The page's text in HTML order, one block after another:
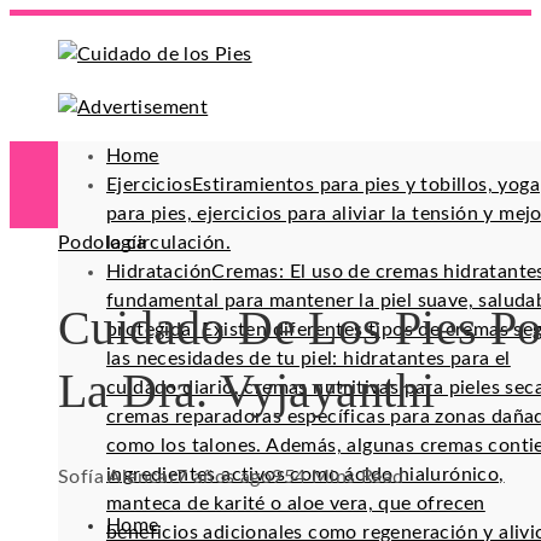
Home
EjerciciosEstiramientos para pies y tobillos, yoga
para pies, ejercicios para aliviar la tensión y
la circulación.
HidrataciónCremas: El uso de cremas
fundamental para mantener la piel suave,
protegida. Existen diferentes tipos de cremas
las necesidades de tu piel: hidratantes para el
cuidado diario, cremas nutritivas para pieles
cremas reparadoras específicas para zonas
como los talones. Además, algunas cremas
ingredientes activos como ácido hialurónico,
manteca de karité o aloe vera, que ofrecen
beneficios adicionales como regeneración y
Podología
Cuidado De Los Pies
La Dra. Vyjayanthi
Sofía Alencar7 años ago954 Mins Read
Home